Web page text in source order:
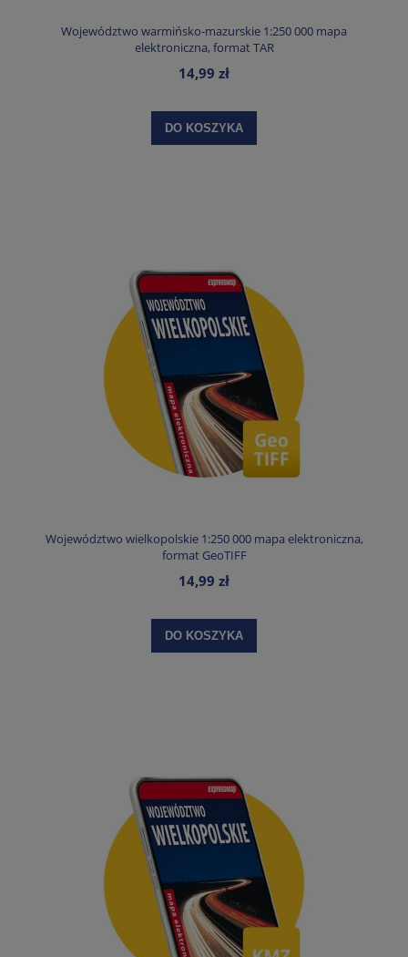
Województwo warmińsko-mazurskie 1:250 000 mapa
elektroniczna, format TAR
14,99 zł
DO KOSZYKA
Województwo wielkopolskie 1:250 000 mapa elektroniczna,
format GeoTIFF
14,99 zł
DO KOSZYKA